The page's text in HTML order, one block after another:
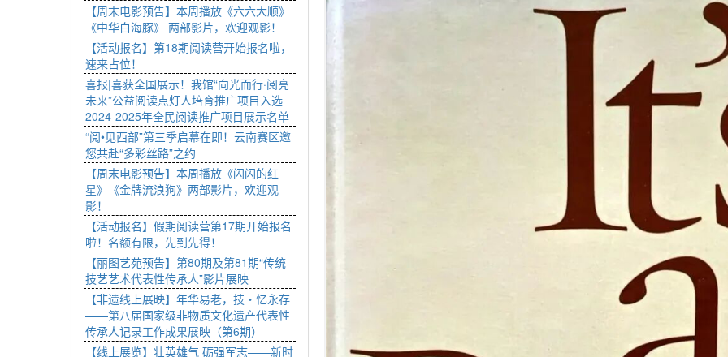
【周末电影预告】本周播放《六六大顺》
《中华白海豚》 两部影片，欢迎观影！
【活动报名】第18期阅读营开始报名啦，
速来占位！
喜报|喜获全国展示！我馆“向光而行·阅亮
未来”公益阅读点灯人培育推广项目入选
2024-2025年全民阅读推广项目展示名单
“阅•见西部”第三季启幕在即！云南赛区邀
您共赴“多彩丝路”之约
【周末电影预告】本周播放《闪闪的红
星》《金牌流浪狗》两部影片，欢迎观
影！
【活动报名】假期阅读营第17期开始报名
啦！名额有限，先到先得！
【丽图艺苑预告】第80期及第81期“传统
技艺艺术代表性传承人”影片展映
【非遗线上展映】年华易老，技・忆永存
——第八届国家级非物质文化遗产代表性
传承人记录工作成果展映（第6期）
【线上展览】壮英雄气 砺强军志——新时